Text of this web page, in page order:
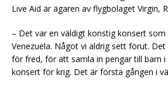
Live Aid är ägaren av flygbolaget Virgin,
– Det var en väldigt konstig konsert
Venezuela. Något vi aldrig sett förut.
för fred, för att samla in pengar till barn i
konsert för krig. Det är första gången i